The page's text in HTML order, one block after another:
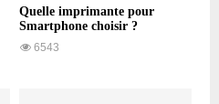
Quelle imprimante pour
Smartphone choisir ?
6543